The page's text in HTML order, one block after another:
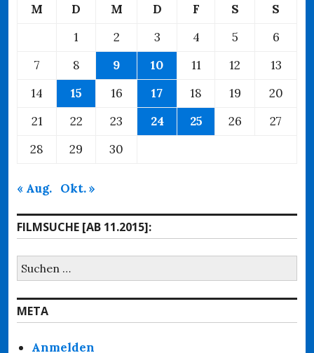
M D M D F S
S
1
2 3 4 5
6
7
8 9 10 11 12
13
14
15 16 17 18 19
20
21
22 23 24 25 26
27
28
29 30
« Aug. Okt. »
FILMSUCHE [AB 11.2015]:
Suchen
nach:
META
Anmelden